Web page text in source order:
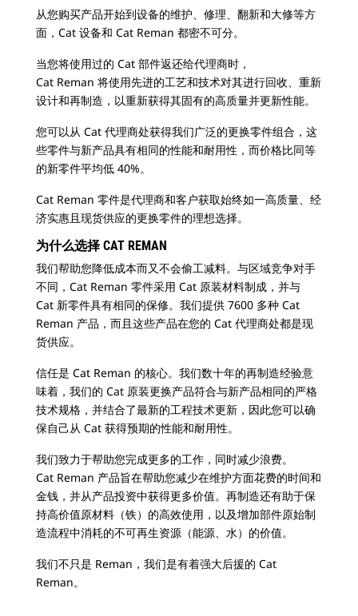
从您购买产品开始到设备的维护、修理、翻新和大修等方
面，Cat 设备和 Cat Reman 都密不可分。
当您将使用过的 Cat 部件返还给代理商时，
Cat Reman 将使用先进的工艺和技术对其进行回收、重新
设计和再制造，以重新获得其固有的高质量并更新性能。
您可以从 Cat 代理商处获得我们广泛的更换零件组合，这
些零件与新产品具有相同的性能和耐用性，而价格比同等
的新零件平均低 40%。
Cat Reman 零件是代理商和客户获取始终如一高质量、经
济实惠且现货供应的更换零件的理想选择。
为什么选择 CAT REMAN
我们帮助您降低成本而又不会偷工减料。与区域竞争对手
不同，Cat Reman 零件采用 Cat 原装材料制成，并与
Cat 新零件具有相同的保修。我们提供 7600 多种 Cat
Reman 产品，而且这些产品在您的 Cat 代理商处都是现
货供应。
信任是 Cat Reman 的核心。我们数十年的再制造经验意
味着，我们的 Cat 原装更换产品符合与新产品相同的严格
技术规格，并结合了最新的工程技术更新，因此您可以确
保自己从 Cat 获得预期的性能和耐用性。
我们致力于帮助您完成更多的工作，同时减少浪费。
Cat Reman 产品旨在帮助您减少在维护方面花费的时间和
金钱，并从产品投资中获得更多价值。再制造还有助于保
持高价值原材料（铁）的高效使用，以及增加部件原始制
造流程中消耗的不可再生资源（能源、水）的价值。
我们不只是 Reman，我们是有着强大后援的 Cat
Reman。